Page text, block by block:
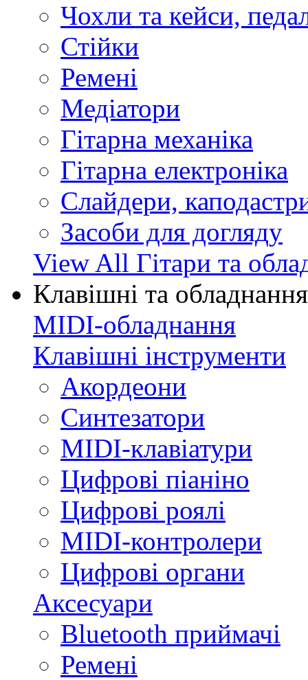
Чохли та кейси,
Стійки
Ремені
Медіатори
Гітарна механіка
Гітарна електроніка
Слайдери,
Засоби для догляду
View All Гітари та
Клавішні та обладнання
MIDI-обладнання
Клавішні інструменти
Акордеони
Синтезатори
MIDI-клавіатури
Цифрові піаніно
Цифрові роялі
MIDI-контролери
Цифрові органи
Аксесуари
Bluetooth приймачі
Ремені